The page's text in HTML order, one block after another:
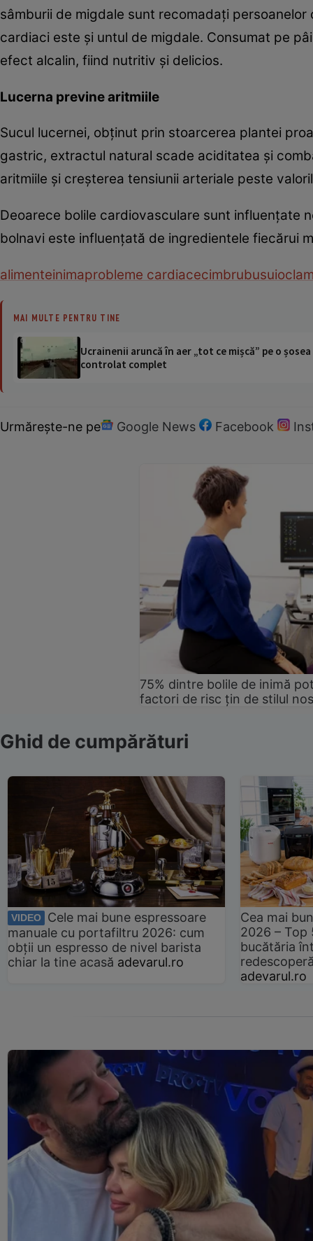
sâmburii de migdale sunt recomadaţi
cardiaci este şi untul de migdale. Consumat pe
efect alcalin, fiind nutritiv şi delicios.
Lucerna previne aritmiile
Sucul lucernei, obţinut prin stoarcerea plantei
gastric, extractul natural scade aciditatea şi
aritmiile şi creşterea tensiunii arteriale peste
Deoarece bolile cardiovasculare sunt influenţate
bolnavi este influenţată de ingredientele fiecărui
alimenteinimaprobleme cardiacecimbrubusuioc
MAI MULTE PENTRU TINE
Ucrainenii aruncă în aer „tot ce mișcă” pe o
controlat complet
Urmărește-ne pe Google News Facebook
75% dintre bolile de inimă
factori de risc țin de stilul
Ghid de cumpărături
VIDEO
Cele mai bune espressoare
manuale cu portafiltru 2026: cum
obții un espresso de nivel barista
chiar la tine acasă adevarul.ro
Cea mai
2026 –
bucătăria
adevarul.ro